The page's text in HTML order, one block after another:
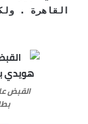
القاهرة .
القبض